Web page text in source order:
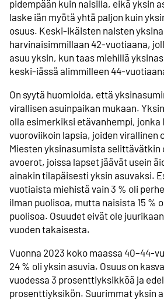
pidempään kuin naisilla, eikä yksin
laske iän myötä yhtä paljon kuin
osuus. Keski-ikäisten naisten
harvinaisimmillaan 42-vuotiaana,
asuu yksin, kun taas miehillä
keski-iässä alimmilleen 44-
On syytä huomioida, että
virallisen asuinpaikan mukaan.
olla esimerkiksi etävanhempi, jonka
vuoroviikoin lapsia, joiden virallinen
Miesten yksinasumista selittävätkin
avoerot, joissa lapset jäävät usein
ainakin tilapäisesti yksin asuvaksi.
vuotiaista miehistä vain 3 % oli
ilman puolisoa, mutta naisista 15 %
puolisoa. Osuudet eivät ole
vuoden takaisesta.
Vuonna 2023 koko maassa 40–44-
24 % oli yksin asuvia. Osuus on
vuodessa 3 prosenttiyksikköä ja
prosenttiyksikön. Suurimmat yksin